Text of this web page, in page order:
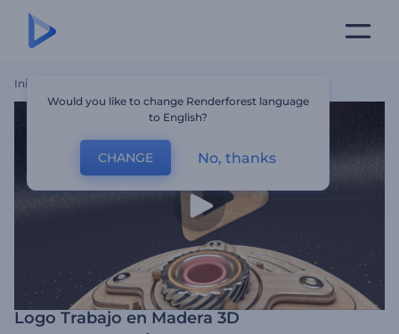
Inicio
Logo Trabajo en Madera 3D
Would you like to change Renderforest language
to English?
CHANGE No, thanks